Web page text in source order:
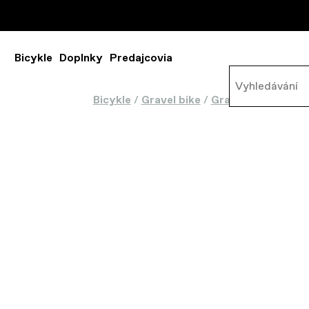
Bicykle Doplnky Predajcovia
Bicykle / Gravel bike / Gravel